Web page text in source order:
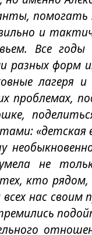
помогать
и
Все
разных форм
проблемах,
«детская
не
кто
всех нас